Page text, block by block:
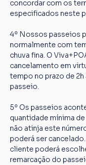
concordar com os
especificados neste
4º Nossos passeios
normalmente com
chuva fina. O
cancelamento em
tempo no prazo de
passeio.
5º Os passeios
quantidade mínima
não atinja este
poderá ser
cliente poderá
remarcação do